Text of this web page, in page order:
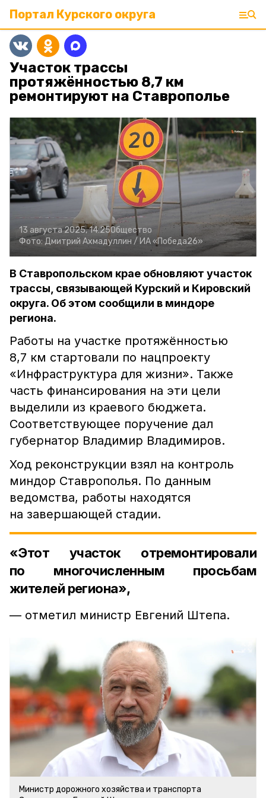
Портал Курского округа
Участок трассы
протяжённостью 8,7 км
ремонтируют на Ставрополье
13 августа 2025, 14:25Общество
Фото: Дмитрий Ахмадуллин / ИА «Победа26»
В Ставропольском крае обновляют участок
трассы, связывающей Курский и Кировский
округа. Об этом сообщили в миндоре
региона.
Работы на участке протяжённостью
8,7 км стартовали по нацпроекту
«Инфраструктура для жизни». Также
часть финансирования на эти цели
выделили из краевого бюджета.
Соответствующее поручение дал
губернатор Владимир Владимиров.
Ход реконструкции взял на контроль
миндор Ставрополья. По данным
ведомства, работы находятся
на завершающей стадии.
«Этот участок отремонтировали
по многочисленным просьбам
жителей региона»,
— отметил министр Евгений Штепа.
Министр дорожного хозяйства и транспорта